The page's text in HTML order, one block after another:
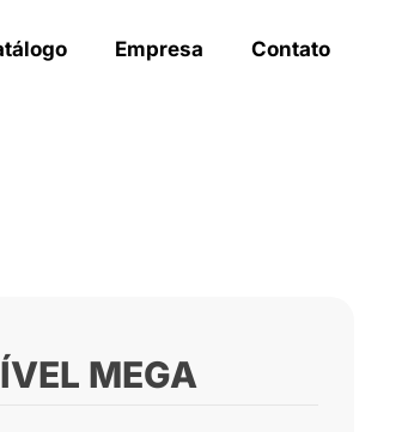
Empresa Contato
MEGA